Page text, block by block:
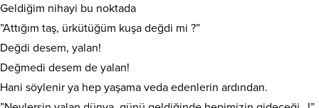
Geldiğim nihayi bu noktada
”Attığım taş, ürkütüğüm kuşa değdi mi ?”
Değdi desem, yalan!
Değmedi desem de yalan!
Hani söylenir ya hep yaşama veda edenlerin ardından.